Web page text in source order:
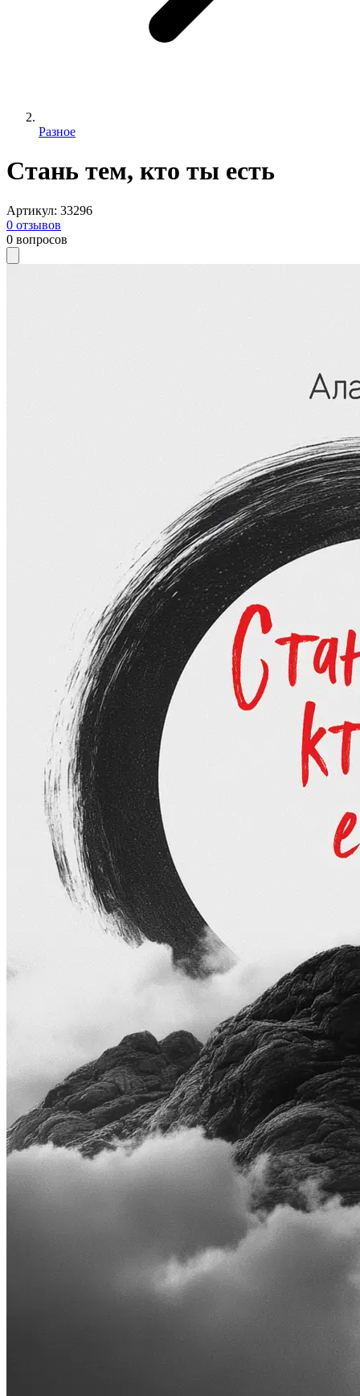
Разное
Стань тем, кто ты есть
Артикул: 33296
0 отзывов
0 вопросов